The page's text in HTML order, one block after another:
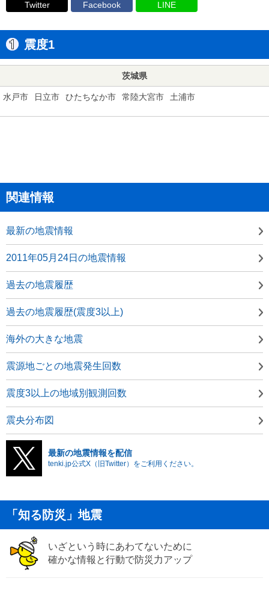
Twitter Facebook LINE
震度1
茨城県
水戸市 日立市 ひたちなか市 常陸大宮市 土浦市
関連情報
最新の地震情報
2011年05月24日の地震情報
過去の地震履歴
過去の地震履歴(震度3以上)
海外の大きな地震
震源地ごとの地震発生回数
震度3以上の地域別観測回数
震央分布図
最新の地震情報を配信
tenki.jp公式X（旧Twitter）をご利用ください。
「知る防災」地震
いざという時にあわてないために
確かな情報と行動で防災力アップ